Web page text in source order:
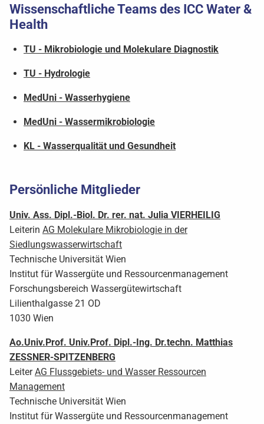
Wissenschaftliche Teams des ICC Water &
Health
TU - Mikrobiologie und Molekulare Diagnostik
TU - Hydrologie
MedUni - Wasserhygiene
MedUni - Wassermikrobiologie
KL - Wasserqualität und Gesundheit
Persönliche Mitglieder
Univ. Ass. Dipl.-Biol. Dr. rer. nat. Julia VIERHEILIG
Leiterin AG Molekulare Mikrobiologie in der
Siedlungswasserwirtschaft
Technische Universität Wien
Institut für Wassergüte und Ressourcenmanagement
Forschungsbereich Wassergütewirtschaft
Lilienthalgasse 21 OD
1030 Wien
Ao.Univ.Prof. Univ.Prof. Dipl.-Ing. Dr.techn. Matthias
ZESSNER-SPITZENBERG
LeiterAG Flussgebiets- und Wasser Ressourcen
Management
Technische Universität Wien
Institut für Wassergüte und Ressourcenmanagement